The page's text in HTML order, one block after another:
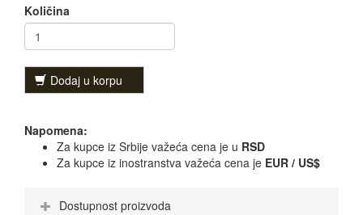
Količina
Dodaj u korpu
Napomena:
Za kupce iz Srbije važeća cena je u RSD
Za kupce iz inostranstva važeća cena je EUR / US$
Dostupnost proizvoda